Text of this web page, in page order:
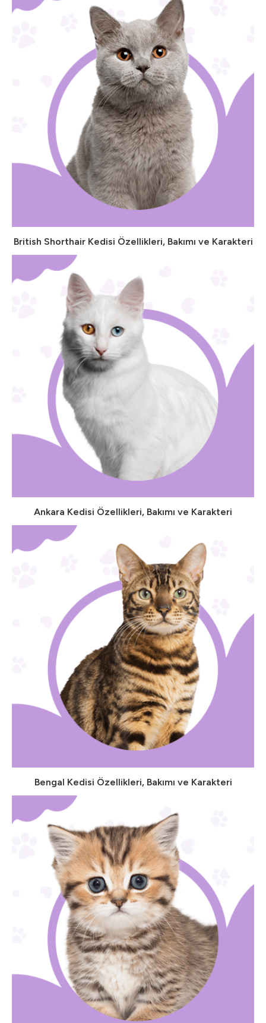
British Shorthair Kedisi Özellikleri, Bakımı ve Karakteri
Ankara Kedisi Özellikleri, Bakımı ve Karakteri
Bengal Kedisi Özellikleri, Bakımı ve Karakteri